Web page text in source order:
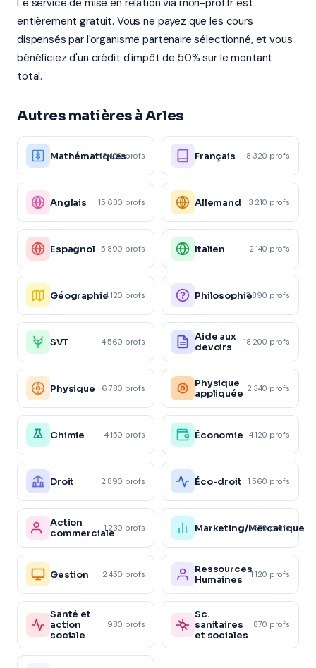
Le service de mise en relation via mon-prof.fr est
entièrement gratuit. Vous ne payez que les cours
dispensés par l'organisme partenaire sélectionné, et vous
bénéficiez d'un crédit d'impôt de 50% sur le montant
total.
Autres matières à Arles
Mathématiques
12 450 profs Français 8 320 profs
Anglais 15 680 profs Allemand 3 210 profs
Espagnol 5 890 profs Italien 2 140 profs
Géographie4 120 profs Philosophie3 890 profs
SVT 4 560 profs
Aide aux
devoirs
18 200 profs
Physique 6 780 profs
Physique
appliquée 2 340 profs
Chimie 4 150 profs Économie 4 120 profs
Droit 2 890 profs Éco-droit 1 560 profs
Action
commerciale1 230 profs Marketing/Mercatique
1 870 profs
Gestion 2 450 profs
Ressources
Humaines
1 120 profs
Santé et
action
sociale
980 profs
Sc.
sanitaires
et sociales
870 profs